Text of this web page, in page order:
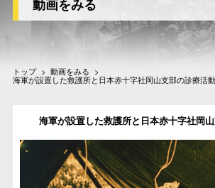
シーンからクリップをみる [ 動
全篇をみる [ 動画をみる ]
震災タイムマップ
像をみる
動画『關東大震大火實況』［弁
コラムをよむ
動画をみる
トップ 動画をみる
海軍が設置した救護所と日本赤十字社岡山支部の診療活動
海軍が設置した救護所と日本赤十字社岡